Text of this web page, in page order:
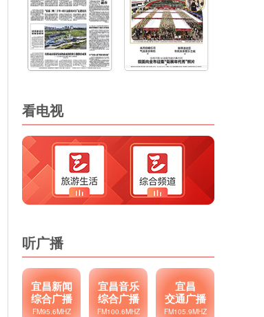
看电视
听广播
宜昌新闻
综合广播
FM95.6MHZ
宜昌音乐
综合广播
FM100.6MHZ
宜昌
交通广播
FM105.9MHZ